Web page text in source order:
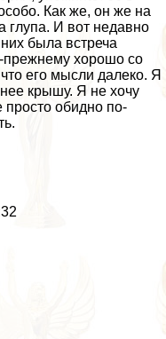
Как же, он же на
И вот недавно
была встреча
прежнему хорошо со
его мысли далеко. Я
нее крышу. Я не хочу
просто обидно по-